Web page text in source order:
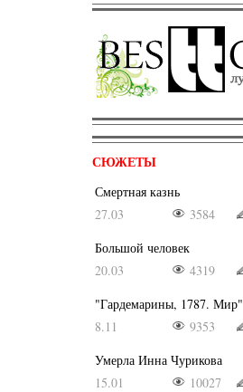
СЮЖЕТЫ
Смертная казнь
27.03
3584
Большой человек
20.03
4319
"Гардемарины, 1787. Мир"
8.11
9353
Умерла Инна Чурикова
15.01
10027